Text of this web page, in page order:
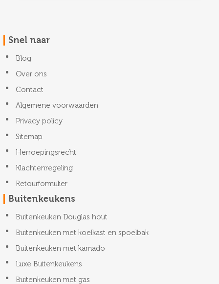
Snel naar
Blog
Over ons
Contact
Algemene voorwaarden
Privacy policy
Sitemap
Herroepingsrecht
Klachtenregeling
Retourformulier
Buitenkeukens
Buitenkeuken Douglas hout
Buitenkeuken met koelkast en spoelbak
Buitenkeuken met kamado
Luxe Buitenkeukens
Buitenkeuken met gas